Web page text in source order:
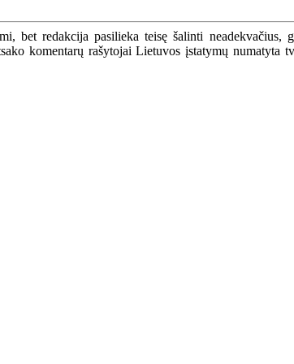
bet redakcija pasilieka teisę šalinti
komentarų rašytojai Lietuvos įstatymų